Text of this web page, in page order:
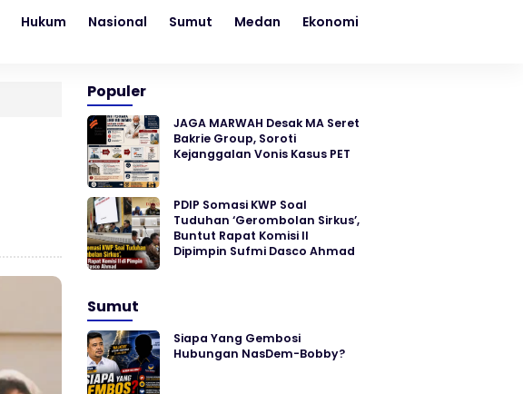
Hukum Nasional Sumut Medan Ekonomi
Populer
JAGA MARWAH Desak MA Seret
Bakrie Group, Soroti
Kejanggalan Vonis Kasus PET
PDIP Somasi KWP Soal
Tuduhan ‘Gerombolan Sirkus’,
Buntut Rapat Komisi II
Dipimpin Sufmi Dasco Ahmad
Sumut
Siapa Yang Gembosi
Hubungan NasDem-Bobby?